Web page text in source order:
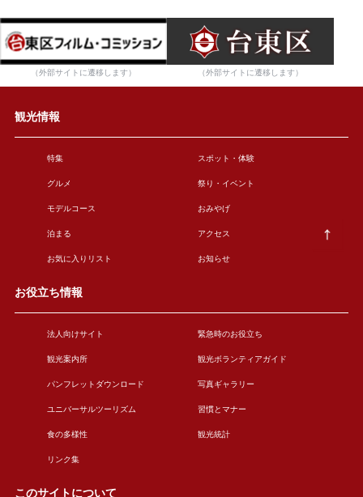
（外部サイトに遷移します） （外部サイトに遷移します）
観光情報
特集 スポット・体験
グルメ 祭り・イベント
モデルコース おみやげ
泊まる アクセス
お気に入りリスト お知らせ
お役立ち情報
法人向けサイト 緊急時のお役立ち
観光案内所 観光ボランティアガイド
パンフレットダウンロード 写真ギャラリー
ユニバーサルツーリズム 習慣とマナー
食の多様性 観光統計
リンク集
このサイトについて